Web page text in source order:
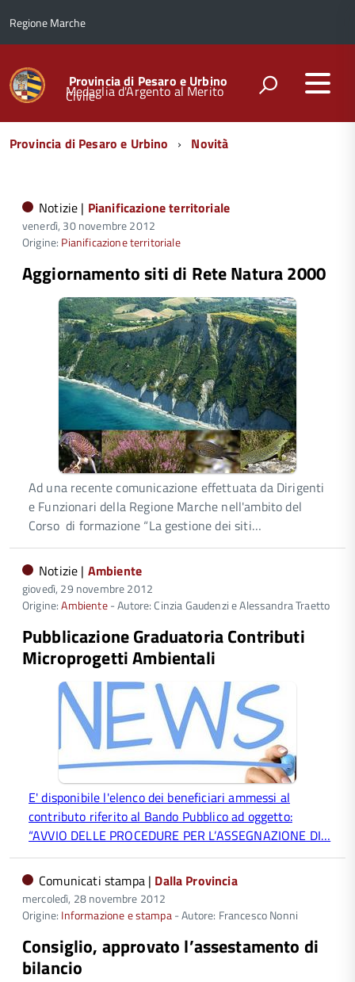
Regione Marche
Provincia di Pesaro e Urbino
Medaglia d'Argento al Merito
Civile
Menu
diProvincia di Pesaro e Urbino Novità
Notizie | Pianificazione territoriale
venerdì, 30 novembre 2012
Origine: Pianificazione territoriale
Aggiornamento siti di Rete Natura 2000
Ad una recente comunicazione effettuata da Dirigenti
e Funzionari della Regione Marche nell'ambito del
Corso di formazione “La gestione dei siti…
Notizie | Ambiente
giovedì, 29 novembre 2012
Origine:Ambiente- Autore: Cinzia Gaudenzi e Alessandra Traetto
Pubblicazione Graduatoria Contributi
Microprogetti Ambientali
E' disponibile l'elenco dei beneficiari ammessi al
contributo riferito al Bando Pubblico ad oggetto:
“AVVIO DELLE PROCEDURE PER L’ASSEGNAZIONE DI…
Comunicati stampa | Dalla Provincia
mercoledì, 28 novembre 2012
Origine: Informazione e stampa- Autore: Francesco Nonni
Consiglio, approvato l’assestamento di
bilancio